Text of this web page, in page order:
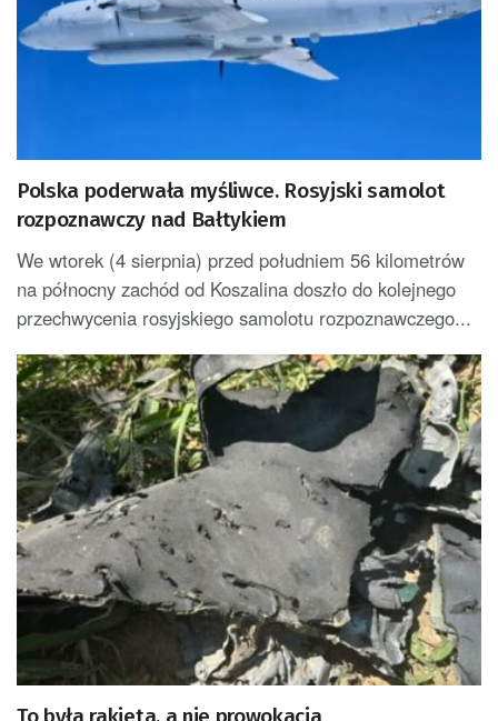
Polska poderwała myśliwce. Rosyjski samolot
rozpoznawczy nad Bałtykiem
We wtorek (4 sierpnia) przed południem 56 kilometrów
na północny zachód od Koszalina doszło do kolejnego
przechwycenia rosyjskiego samolotu rozpoznawczego...